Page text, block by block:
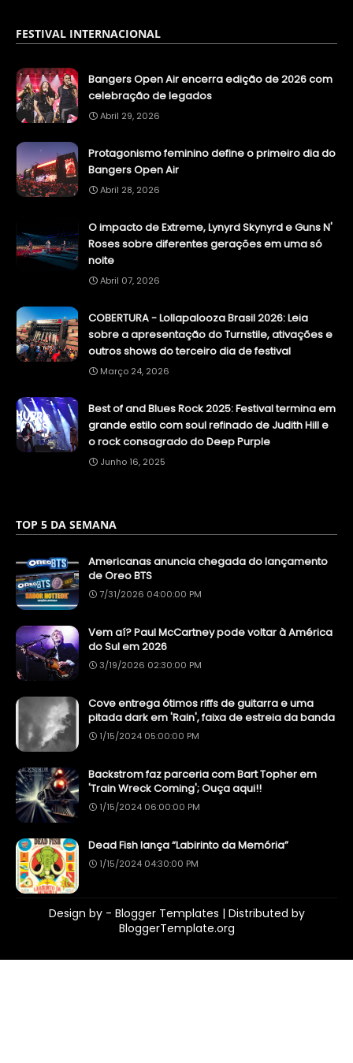
FESTIVAL INTERNACIONAL
Bangers Open Air encerra edição de 2026 com
celebração de legados
Abril 29, 2026
Protagonismo feminino define o primeiro dia do
Bangers Open Air
Abril 28, 2026
O impacto de Extreme, Lynyrd Skynyrd e Guns N'
Roses sobre diferentes gerações em uma só
noite
Abril 07, 2026
COBERTURA - Lollapalooza Brasil 2026: Leia
sobre a apresentação do Turnstile, ativações e
outros shows do terceiro dia de festival
Março 24, 2026
Best of and Blues Rock 2025: Festival termina em
grande estilo com soul refinado de Judith Hill e
o rock consagrado do Deep Purple
Junho 16, 2025
TOP 5 DA SEMANA
Americanas anuncia chegada do lançamento
de Oreo BTS
7/31/2026 04:00:00 PM
Vem aí? Paul McCartney pode voltar à América
do Sul em 2026
3/19/2026 02:30:00 PM
Cove entrega ótimos riffs de guitarra e uma
pitada dark em 'Rain', faixa de estreia da banda
1/15/2024 05:00:00 PM
Backstrom faz parceria com Bart Topher em
'Train Wreck Coming'; Ouça aqui!!
1/15/2024 06:00:00 PM
Dead Fish lança “Labirinto da Memória”
1/15/2024 04:30:00 PM
Design by - Blogger Templates | Distributed by
BloggerTemplate.org